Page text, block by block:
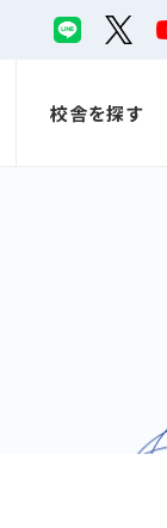
校舎を探す